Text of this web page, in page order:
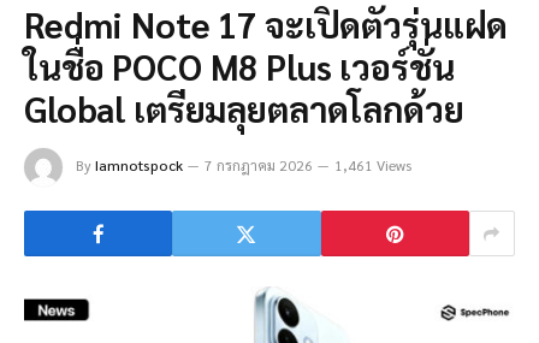
Redmi Note 17 จะเปิดตัวรุ่นแฝด
ในชื่อ POCO M8 Plus เวอร์ชั่น
Global เตรียมลุยตลาดโลกด้วย
ByIamnotspock 7 กรกฎาคม 2026 1,461 Views